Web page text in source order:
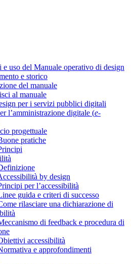
e uso del Manuale operativo di design
e storico
del manuale
al manuale
per i servizi pubblici digitali
l’amministrazione digitale (e-
progettuale
pratiche
by design
per l’accessibilità
guida e criteri di successo
rilasciare una dichiarazione di
di feedback e procedura di
accessibilità
e approfondimenti